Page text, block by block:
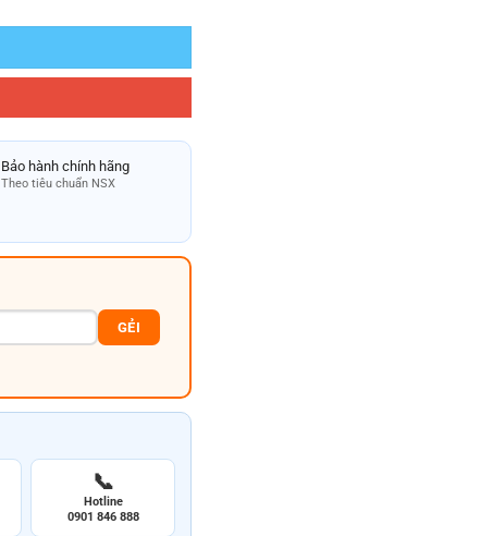
Bảo hành chính hãng
Theo tiêu chuẩn NSX
GẺI
📞
Hotline
0901 846 888